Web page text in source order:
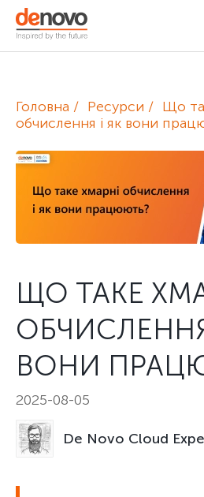
De Novo
Партнерство
Блог
request@denovo.ua
Головна Ресурси
Що
обчислення і як вони
ЩО ТАКЕ
ВОНИ
2025-08-05
De Novo Cloud